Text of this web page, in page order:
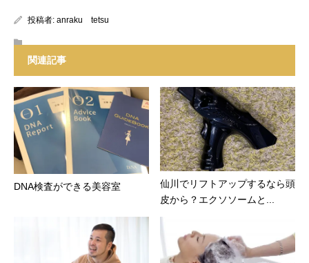
投稿者: anraku tetsu
関連記事
DNA検査ができる美容室
仙川でリフトアップするなら頭
皮から？エクソソームと...